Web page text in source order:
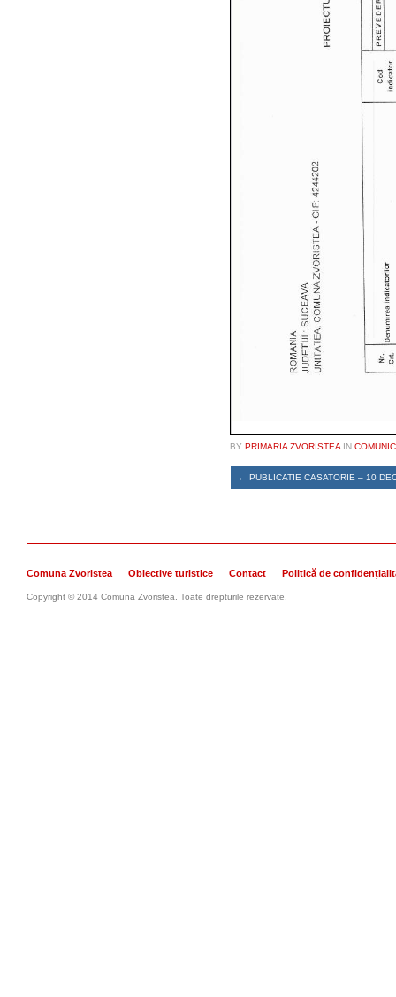
BY PRIMARIA ZVORISTEA IN
← PUBLICATIE CASATORIE – 10
Comuna Zvoristea Obiective turistice Contact Politică de
Copyright © 2014 Comuna Zvoristea. Toate drepturile rezervate.